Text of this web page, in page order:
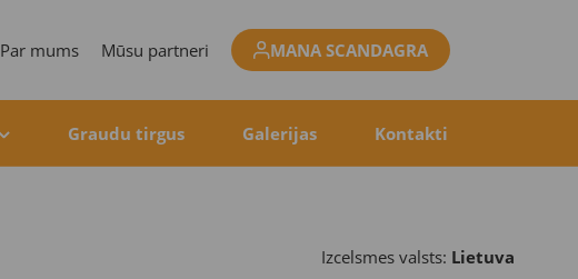
Par mums Mūsu partneri MANA SCANDAGRA
Graudu tirgus Galerijas Kontakti
Izcelsmes valsts: Lietuva